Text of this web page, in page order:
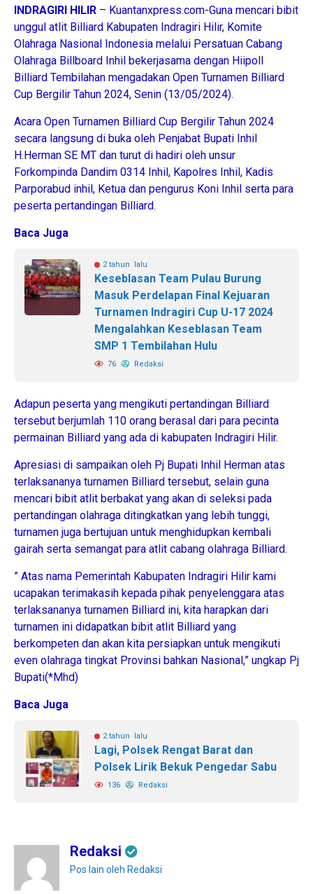
INDRAGIRI HILIR – Kuantanxpress.com-Guna mencari bibit
unggul atlit Billiard Kabupaten Indragiri Hilir, Komite
Olahraga Nasional Indonesia melalui Persatuan Cabang
Olahraga Billboard Inhil bekerjasama dengan Hiipoll
Billiard Tembilahan mengadakan Open Turnamen Billiard
Cup Bergilir Tahun 2024, Senin (13/05/2024).
Acara Open Turnamen Billiard Cup Bergilir Tahun 2024
secara langsung di buka oleh Penjabat Bupati Inhil
H.Herman SE MT dan turut di hadiri oleh unsur
Forkompinda Dandim 0314 Inhil, Kapolres Inhil, Kadis
Parporabud inhil, Ketua dan pengurus Koni Inhil serta para
peserta pertandingan Billiard.
Baca Juga
2 tahun lalu
Keseblasan Team Pulau Burung
Masuk Perdelapan Final Kejuaran
Turnamen Indragiri Cup U-17 2024
Mengalahkan Keseblasan Team
SMP 1 Tembilahan Hulu
76 Redaksi
Adapun peserta yang mengikuti pertandingan Billiard
tersebut berjumlah 110 orang berasal dari para pecinta
permainan Billiard yang ada di kabupaten Indragiri Hilir.
Apresiasi di sampaikan oleh Pj Bupati Inhil Herman atas
terlaksananya turnamen Billiard tersebut, selain guna
mencari bibit atlit berbakat yang akan di seleksi pada
pertandingan olahraga ditingkatkan yang lebih tunggi,
turnamen juga bertujuan untuk menghidupkan kembali
gairah serta semangat para atlit cabang olahraga Billiard.
” Atas nama Pemerintah Kabupaten Indragiri Hilir kami
ucapakan terimakasih kepada pihak penyelenggara atas
terlaksananya turnamen Billiard ini, kita harapkan dari
turnamen ini didapatkan bibit atlit Billiard yang
berkompeten dan akan kita persiapkan untuk mengikuti
even olahraga tingkat Provinsi bahkan Nasional,” ungkap Pj
Bupati(*Mhd)
Baca Juga
2 tahun lalu
Lagi, Polsek Rengat Barat dan
Polsek Lirik Bekuk Pengedar Sabu
136 Redaksi
Redaksi
Pos lain oleh Redaksi